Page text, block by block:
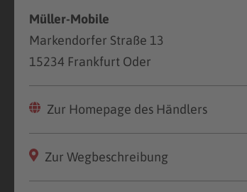
Müller-Mobile
Markendorfer Straße 13
15234 Frankfurt Oder
Zur Homepage des Händlers
Zur Wegbeschreibung